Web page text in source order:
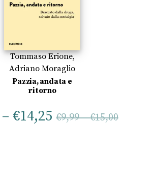
Tommaso Erione,
Adriano Moraglio
Pazzia, andata e
ritorno
– €14,25 €9,99–€15,00